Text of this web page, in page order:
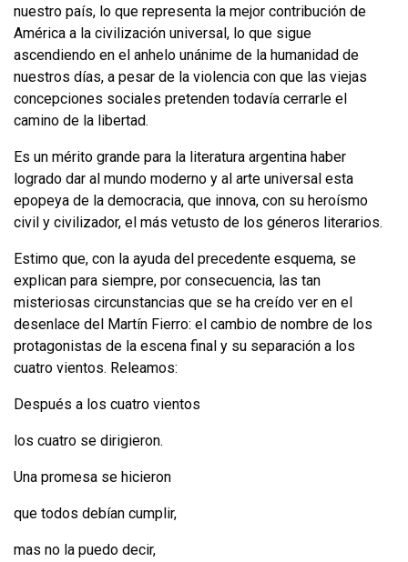
nuestro país, lo que representa la mejor contribución de
América a la civilización universal, lo que sigue
ascendiendo en el anhelo unánime de la hu­manidad de
nuestros días, a pesar de la violencia con que las viejas
concepcio­nes sociales pretenden todavía cerrarle el
camino de la libertad.
Es un mérito grande para la literatura argentina haber
logrado dar al mundo moderno y al arte universal esta
epopeya de la democracia, que innova, con su heroísmo
civil y civilizador, el más vetusto de los géneros literarios.
Estimo que, con la ayuda del precedente esquema, se
explican para siempre, por consecuencia, las tan
misteriosas circunstancias que se ha creído ver en el
desenlace del Martín Fierro: el cambio de nombre de los
protagonistas de la escena final y su separación a los
cuatro vientos. Releamos:
Después a los cuatro vientos
los cuatro se dirigieron.
Una promesa se hicieron
que todos debían cumplir,
mas no la puedo decir,